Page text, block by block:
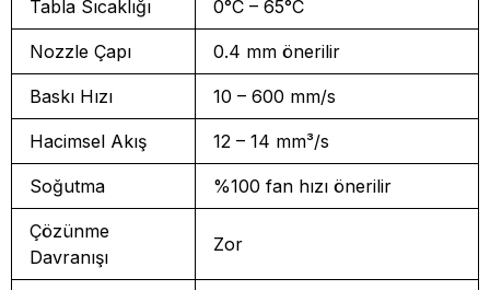
Tabla Sıcaklığı 0°C – 65°C
Nozzle Çapı 0.4 mm önerilir
Baskı Hızı 10 – 600 mm/s
Hacimsel Akış 12 – 14 mm³/s
Soğutma %100 fan hızı önerilir
Çözünme
Davranışı
Zor